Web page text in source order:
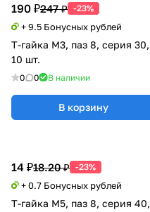
190 ₽247 ₽ -23%
+ 9.5 Бонусных рублей
Т-гайка М3, паз 8, серия 30,
10 шт.
0 0 В наличии
В корзину
14 ₽18.20 ₽ -23%
+ 0.7 Бонусных рублей
Т-гайка М5, паз 8, серия 40,